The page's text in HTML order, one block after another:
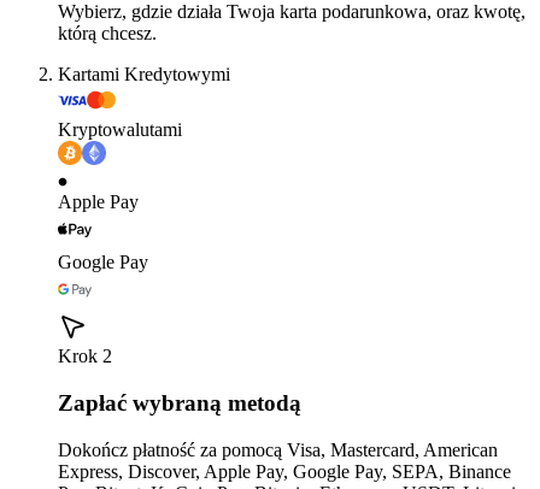
Wybierz, gdzie działa Twoja karta podarunkowa, oraz kwotę,
którą chcesz.
Kartami Kredytowymi
Kryptowalutami
Apple Pay
Google Pay
Krok 2
Zapłać wybraną metodą
Dokończ płatność za pomocą Visa, Mastercard, American
Express, Discover, Apple Pay, Google Pay, SEPA, Binance